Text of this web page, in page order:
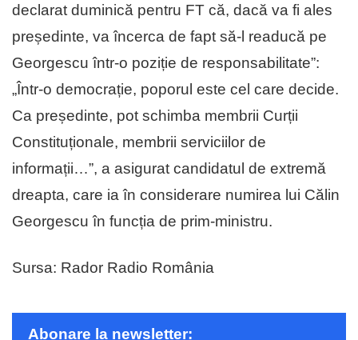
declarat duminică pentru FT că, dacă va fi ales
președinte, va încerca de fapt să-l readucă pe
Georgescu într-o poziție de responsabilitate”:
„Într-o democrație, poporul este cel care decide.
Ca președinte, pot schimba membrii Curții
Constituționale, membrii serviciilor de
informații…”, a asigurat candidatul de extremă
dreapta, care ia în considerare numirea lui Călin
Georgescu în funcția de prim-ministru.
Sursa: Rador Radio România
Abonare la newsletter: